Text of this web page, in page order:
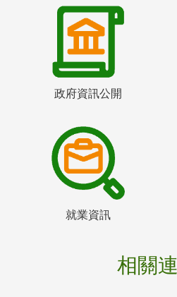
政府資訊公開
就業資訊
相關